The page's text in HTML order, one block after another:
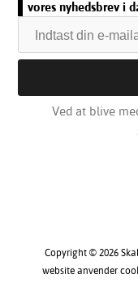
vores nyhedsbrev i
Ved at blive
Copyright © 2026
website anvender